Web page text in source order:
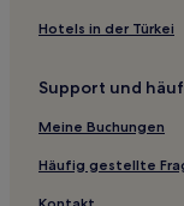
Haustierfreundliche
Hotels mit
Hotels mit
Günstige in
Hotels in der Türkei
Support und
Meine Buchungen
Häufig gestellte